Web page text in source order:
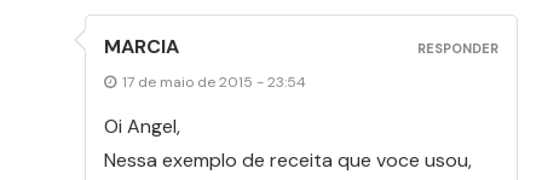
MARCIA
17 de maio de 2015 - 23:54
Oi Angel,
Nessa exemplo de receita que voce usou,
RESPONDER